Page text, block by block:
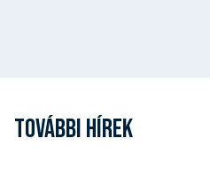
TOVÁBBI HÍREK